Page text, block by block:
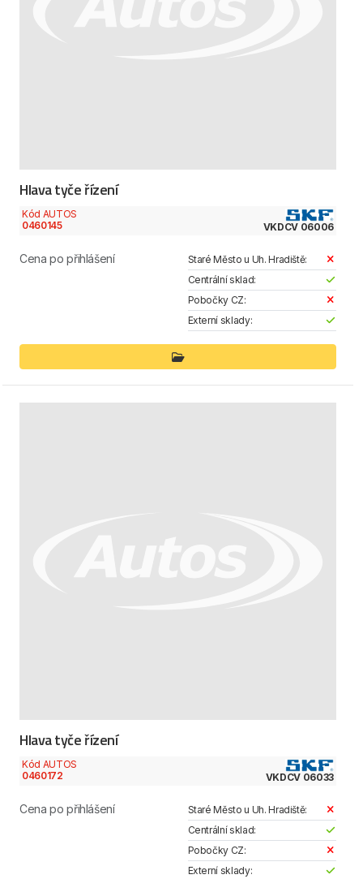
Hlava tyče řízení
Kód AUTOS
0460145
VKDCV 06006
Cena po přihlášení
Staré Město u Uh. Hradiště:
Centrální sklad:
Pobočky CZ:
Externí sklady:
Hlava tyče řízení
Kód AUTOS
0460172
VKDCV 06033
Cena po přihlášení
Staré Město u Uh. Hradiště:
Centrální sklad:
Pobočky CZ:
Externí sklady: